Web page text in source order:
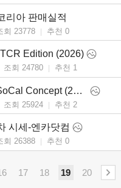
리아 판매실적
회 23778 추천 0
Edition (2026)
조회 24780 추천 1
쉐보레 Corvette SoCal Concept (2025)
조회 25924 추천 2
시세-엔카닷컴
회 26388 추천 0
17 18 19 20